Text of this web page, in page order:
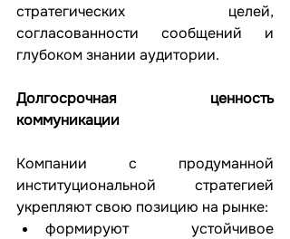
стратегических целей,
согласованности сообщений и
глубоком знании аудитории.
Долгосрочная ценность
коммуникации
Компании с продуманной
институциональной стратегией
укрепляют свою позицию на рынке:
формируют устойчивое